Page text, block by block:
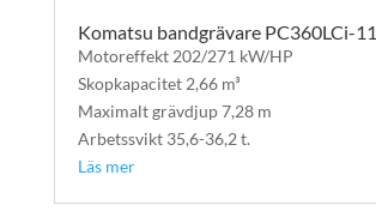
Komatsu bandgrävare PC360LCi-11
Motoreffekt 202/271 kW/HP
Skopkapacitet 2,66 m³
Maximalt grävdjup 7,28 m
Arbetssvikt 35,6-36,2 t.
Läs mer